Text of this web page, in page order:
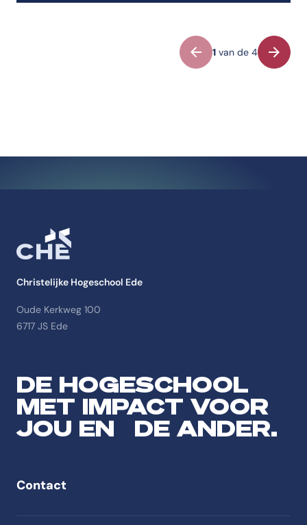
Vorige
1 van de 4
Christelijke Hogeschool Ede
Oude Kerkweg 100
6717 JS Ede
DE HOGESCHOOL
MET IMPACT VOOR
JOU EN DE ANDER.
Contact